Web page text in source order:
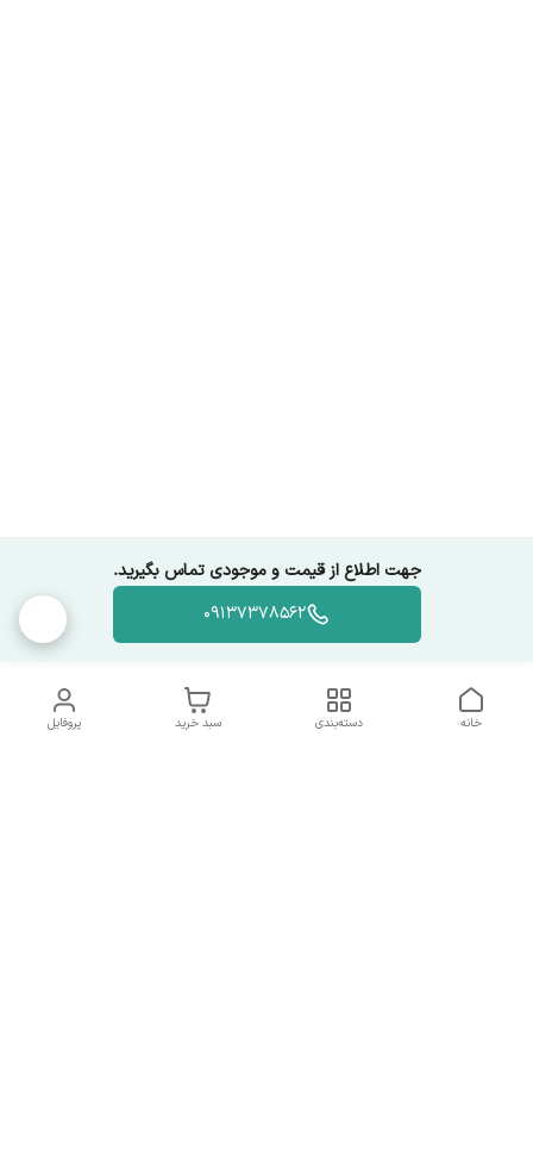
جهت اطلاع از قیمت و موجودی تماس بگیرید.
09137378562
پروفایل سبد خرید دسته‌بندی خانه